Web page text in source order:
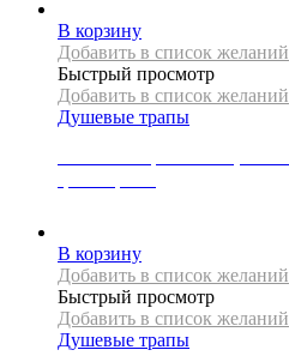
В корзину
Добавить в список желаний
Быстрый просмотр
Добавить в список желаний
Душевые трапы
В корзину
Добавить в список желаний
Быстрый просмотр
Добавить в список желаний
Душевые трапы